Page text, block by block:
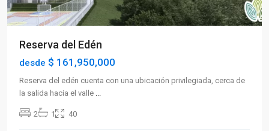
Reserva del Edén
desde $ 161,950,000
Reserva del edén cuenta con una ubicación privilegiada, cerca de
la salida hacia el valle
2 1 40